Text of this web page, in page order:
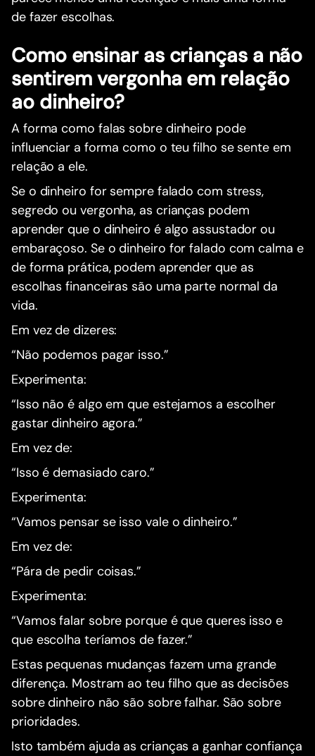
de fazer escolhas.
Como ensinar as crianças a não
sentirem vergonha em relação
ao dinheiro?
A forma como falas sobre dinheiro pode
influenciar a forma como o teu filho se sente em
relação a ele.
Se o dinheiro for sempre falado com stress,
segredo ou vergonha, as crianças podem
aprender que o dinheiro é algo assustador ou
embaraçoso. Se o dinheiro for falado com calma e
de forma prática, podem aprender que as
escolhas financeiras são uma parte normal da
vida.
Em vez de dizeres:
“Não podemos pagar isso.”
Experimenta:
“Isso não é algo em que estejamos a escolher
gastar dinheiro agora.”
Em vez de:
“Isso é demasiado caro.”
Experimenta:
“Vamos pensar se isso vale o dinheiro.”
Em vez de:
“Pára de pedir coisas.”
Experimenta:
“Vamos falar sobre porque é que queres isso e
que escolha teríamos de fazer.”
Estas pequenas mudanças fazem uma grande
diferença. Mostram ao teu filho que as decisões
sobre dinheiro não são sobre falhar. São sobre
prioridades.
Isto também ajuda as crianças a ganhar confiança